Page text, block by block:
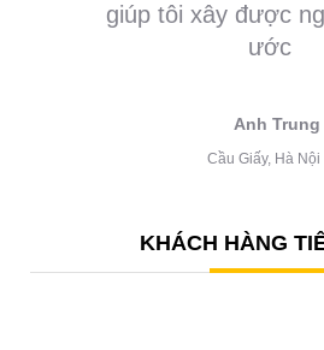
giúp tôi xây được
ước
Anh Trung
Cầu Giấy, Hà Nội
KHÁCH HÀNG